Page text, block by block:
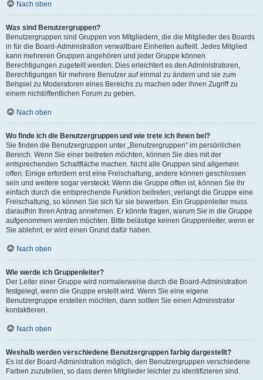
Nach oben
Was sind Benutzergruppen?
Benutzergruppen sind Gruppen von Mitgliedern, die die Mitglieder des Boards
in für die Board-Administration verwaltbare Einheiten aufteilt. Jedes Mitglied
kann mehreren Gruppen angehören und jeder Gruppe können
Berechtigungen zugeteilt werden. Dies erleichtert es den Administratoren,
Berechtigungen für mehrere Benutzer auf einmal zu ändern und sie zum
Beispiel zu Moderatoren eines Bereichs zu machen oder ihnen Zugriff zu
einem nichtöffentlichen Forum zu geben.
Nach oben
Wo finde ich die Benutzergruppen und wie trete ich ihnen bei?
Sie finden die Benutzergruppen unter „Benutzergruppen“ im persönlichen
Bereich. Wenn Sie einer beitreten möchten, können Sie dies mit der
entsprechenden Schaltfläche machen. Nicht alle Gruppen sind allgemein
offen. Einige erfordern erst eine Freischaltung, andere können geschlossen
sein und weitere sogar versteckt. Wenn die Gruppe offen ist, können Sie ihr
einfach durch die entsprechende Funktion beitreten; verlangt die Gruppe eine
Freischaltung, so können Sie sich für sie bewerben. Ein Gruppenleiter muss
daraufhin Ihren Antrag annehmen. Er könnte fragen, warum Sie in die Gruppe
aufgenommen werden möchten. Bitte belästige keinen Gruppenleiter, wenn er
Sie ablehnt, er wird einen Grund dafür haben.
Nach oben
Wie werde ich Gruppenleiter?
Der Leiter einer Gruppe wird normalerweise durch die Board-Administration
festgelegt, wenn die Gruppe erstellt wird. Wenn Sie eine eigene
Benutzergruppe erstellen möchten, dann sollten Sie einen Administrator
kontaktieren.
Nach oben
Weshalb werden verschiedene Benutzergruppen farbig dargestellt?
Es ist der Board-Administration möglich, den Benutzergruppen verschiedene
Farben zuzuteilen, so dass deren Mitglieder leichter zu identifizieren sind.